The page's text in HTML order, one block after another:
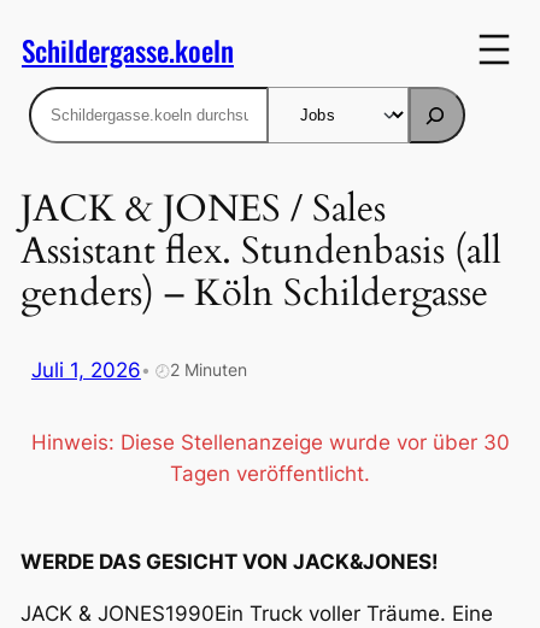
Inhalt
springen
Schildergasse.koeln
Suchen
JACK & JONES / Sales
Assistant flex. Stundenbasis (all
genders) – Köln Schildergasse
Juli 1, 2026• 🕗2 Minuten
Hinweis: Diese Stellenanzeige wurde vor über 30
Tagen veröffentlicht.
WERDE DAS GESICHT VON JACK&JONES!
JACK & JONES1990Ein Truck voller Träume. Eine